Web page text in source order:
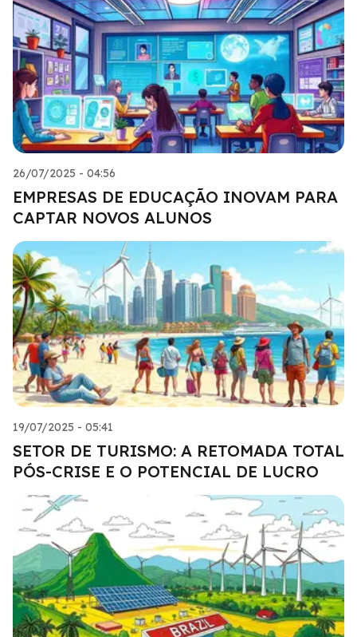
26/07/2025 - 04:56
EMPRESAS DE EDUCAÇÃO INOVAM PARA
CAPTAR NOVOS ALUNOS
19/07/2025 - 05:41
SETOR DE TURISMO: A RETOMADA TOTAL
PÓS-CRISE E O POTENCIAL DE LUCRO